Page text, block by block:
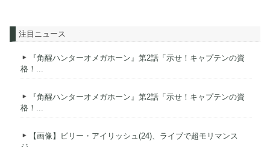
注目ニュース
『角醒ハンターオメガホーン』第2話「示せ！キャプテンの資
格！...
『角醒ハンターオメガホーン』第2話「示せ！キャプテンの資
格！...
【画像】ビリー・アイリッシュ(24)、ライブで超モリマンス